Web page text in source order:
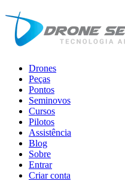
Drones
Peças
Pontos
Seminovos
Cursos
Pilotos
Assistência
Blog
Sobre
Entrar
Criar conta